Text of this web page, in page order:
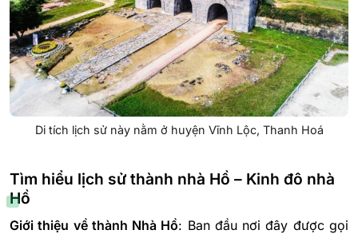
Di tích lịch sử này nằm ở huyện Vĩnh Lộc, Thanh Hoá
Tìm hiểu lịch sử thành nhà Hồ – Kinh đô nhà
Hồ
Giới thiệu về thành Nhà Hồ: Ban đầu nơi đây được gọi